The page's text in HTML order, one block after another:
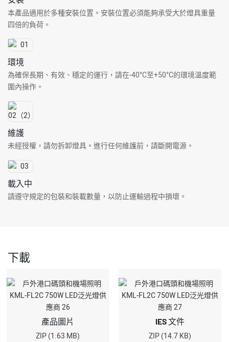
本產品適用於多種安裝位置。安裝位置必須能夠承受大於燈具重量
四倍的負荷。
環境
為確保長期、有效、穩定的運行，請在-40°C至+50°C的環境溫度範
圍內操作。
維護
未經授權，請勿拆卸燈具。進行任何維護前，請斷開電源。
載入中
請遵守規定的包裝和裝載數量，以防止運輸過程中損壞。
下載
產品圖片
ZIP (1.63 MB)
IES 文件
ZIP (14.7 KB)